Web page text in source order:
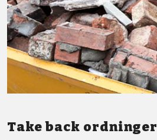
Take back ordninger